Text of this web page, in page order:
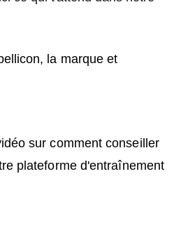
la marque et
sur comment conseiller
plateforme d'entraînement